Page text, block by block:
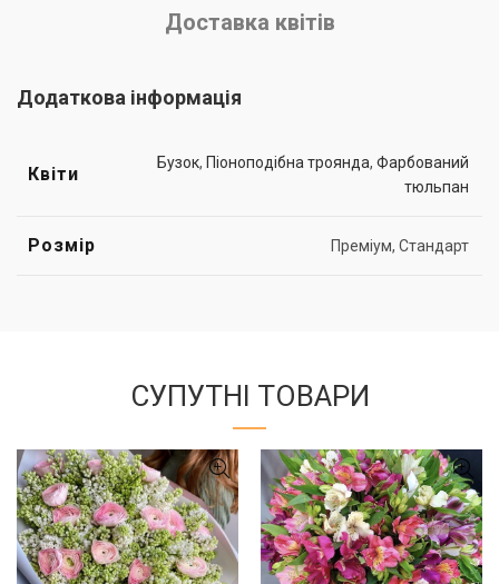
Доставка квітів
Додаткова інформація
Квіти
Бузок, Піоноподібна троянда, Фарбований
тюльпан
Розмір Преміум, Стандарт
СУПУТНІ ТОВАРИ